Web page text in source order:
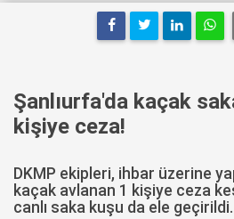
Şanlıurfa'da kaçak
kişiye ceza!
DKMP ekipleri, ihbar üzerine
kaçak avlanan 1 kişiye ceza
canlı saka kuşu da ele